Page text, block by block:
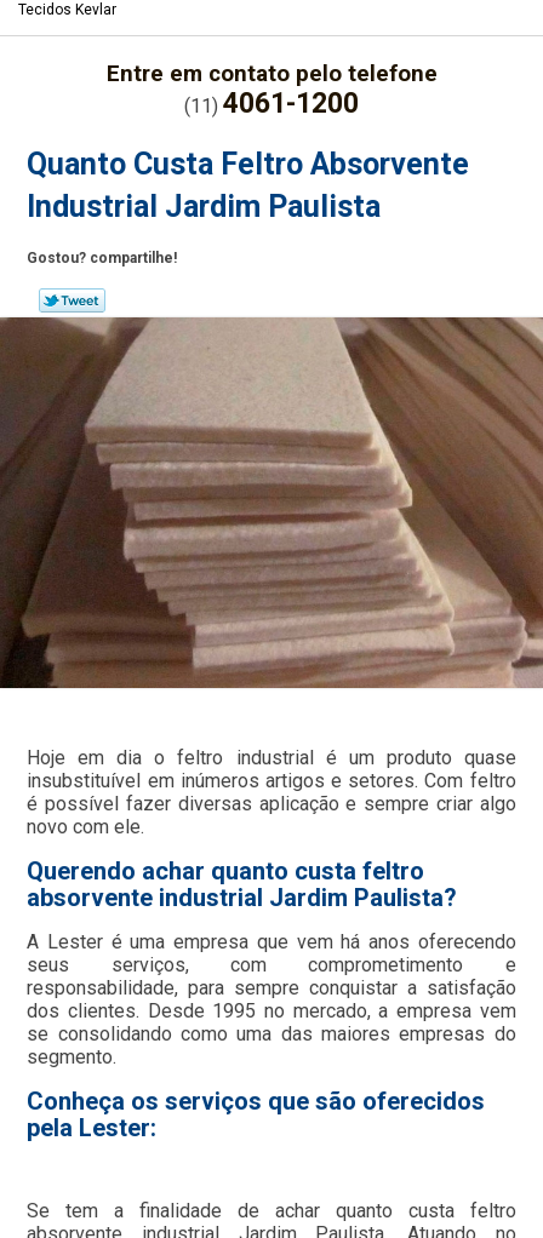
Tecidos Kevlar
Entre em contato pelo telefone
(11) 4061-1200
Quanto Custa Feltro Absorvente
Industrial Jardim Paulista
Gostou? compartilhe!
Hoje em dia o feltro industrial é um produto quase
insubstituível em inúmeros artigos e setores. Com feltro
é possível fazer diversas aplicação e sempre criar algo
novo com ele.
Querendo achar quanto custa feltro
absorvente industrial Jardim Paulista?
A Lester é uma empresa que vem há anos oferecendo
seus serviços, com comprometimento e
responsabilidade, para sempre conquistar a satisfação
dos clientes. Desde 1995 no mercado, a empresa vem
se consolidando como uma das maiores empresas do
segmento.
Conheça os serviços que são oferecidos
pela Lester:
Se tem a finalidade de achar quanto custa feltro